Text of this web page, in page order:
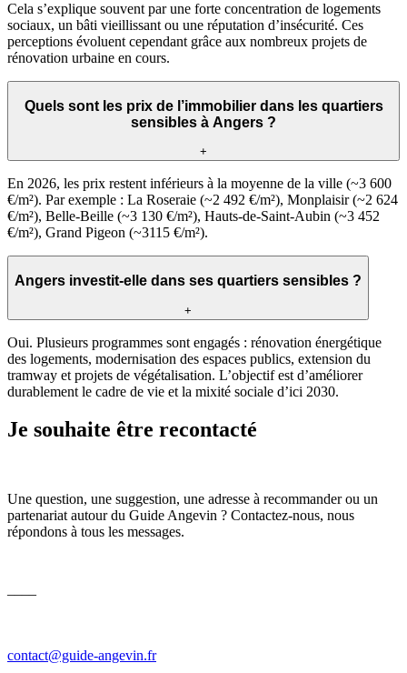
Cela s’explique souvent par une forte concentration de logements
sociaux, un bâti vieillissant ou une réputation d’insécurité. Ces
perceptions évoluent cependant grâce aux nombreux projets de
rénovation urbaine en cours.
Quels sont les prix de l’immobilier dans les quartiers
sensibles à Angers ?
+
En 2026, les prix restent inférieurs à la moyenne de la ville (~3 600
€/m²). Par exemple : La Roseraie (~2 492 €/m²), Monplaisir (~2 624
€/m²), Belle-Beille (~3 130 €/m²), Hauts-de-Saint-Aubin (~3 452
€/m²), Grand Pigeon (~3115 €/m²).
Angers investit-elle dans ses quartiers sensibles ?
+
Oui. Plusieurs programmes sont engagés : rénovation énergétique
des logements, modernisation des espaces publics, extension du
tramway et projets de végétalisation. L’objectif est d’améliorer
durablement le cadre de vie et la mixité sociale d’ici 2030.
Je souhaite être recontacté
Une question, une suggestion, une adresse à recommander ou un
partenariat autour du Guide Angevin ? Contactez-nous, nous
répondons à tous les messages.
––––
contact@guide-angevin.fr